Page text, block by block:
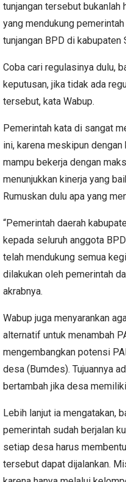
tunjangan tersebut bukanlah
yang mendukung
tunjangan BPD di kabupaten
Coba cari regulasinya dulu,
keputusan, jika tidak ada
tersebut, kata Wabup.
Pemerintah kata di sangat
ini, karena meskipun
mampu bekerja dengan
menunjukkan kinerja yang
Rumuskan dulu apa yang
“Pemerintah daerah
kepada seluruh anggota
telah mendukung semua
dilakukan oleh pemerintah
akrabnya.
Wabup juga menyarankan
alternatif untuk menambah
mengembangkan potensi
desa (Bumdes). Tujuannya
bertambah jika desa
Lebih lanjut ia mengatakan,
pemerintah sudah berjalan
setiap desa harus
tersebut dapat dijalankan.